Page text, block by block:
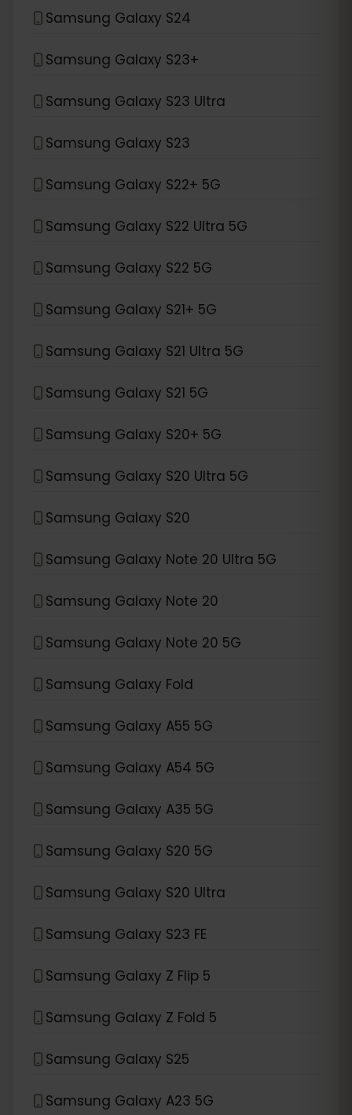
Samsung Galaxy S24
Samsung Galaxy S23+
Samsung Galaxy S23 Ultra
Samsung Galaxy S23
Samsung Galaxy S22+ 5G
Samsung Galaxy S22 Ultra 5G
Samsung Galaxy S22 5G
Samsung Galaxy S21+ 5G
Samsung Galaxy S21 Ultra 5G
Samsung Galaxy S21 5G
Samsung Galaxy S20+ 5G
Samsung Galaxy S20 Ultra 5G
Samsung Galaxy S20
Samsung Galaxy Note 20 Ultra 5G
Samsung Galaxy Note 20
Samsung Galaxy Note 20 5G
Samsung Galaxy Fold
Samsung Galaxy A55 5G
Samsung Galaxy A54 5G
Samsung Galaxy A35 5G
Samsung Galaxy S20 5G
Samsung Galaxy S20 Ultra
Samsung Galaxy S23 FE
Samsung Galaxy Z Flip 5
Samsung Galaxy Z Fold 5
Samsung Galaxy S25
Samsung Galaxy A23 5G